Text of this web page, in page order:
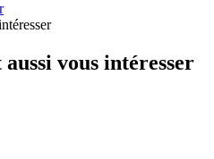
vous intéresser